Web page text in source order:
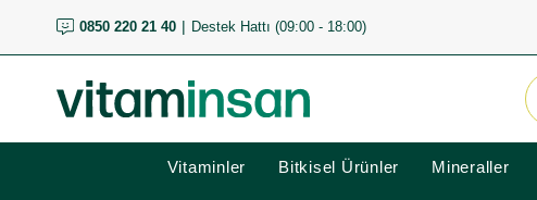
0850 220 21 40 Destek Hattı (09:00 - 18:00)
Vitaminler Bitkisel Ürünler Mineraller